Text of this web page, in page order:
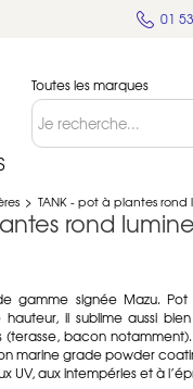
01
Toutes les marques
> TANK - pot à plantes rond
rond
gamme signée Mazu.
il sublime aussi
(terasse, bacon
marine grade powder
UV, aux intempéries et à